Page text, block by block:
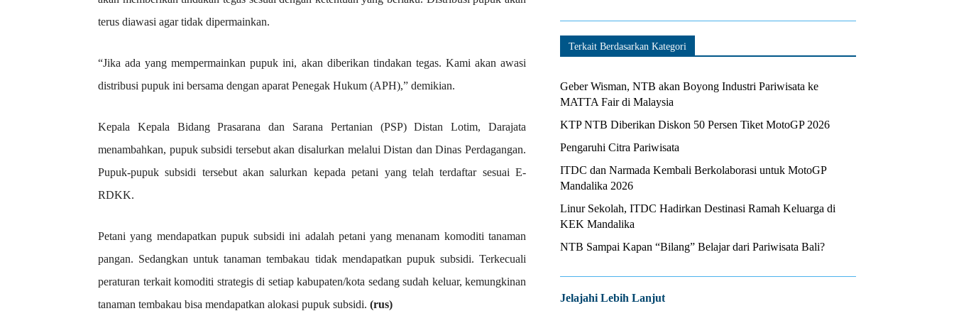
terus diawasi agar tidak dipermainkan.
“Jika ada yang mempermainkan pupuk ini, akan diberikan tindakan tegas. Kami akan awasi
distribusi pupuk ini bersama dengan aparat Penegak Hukum (APH),” demikian.
Kepala Kepala Bidang Prasarana dan Sarana Pertanian (PSP) Distan Lotim, Darajata
menambahkan, pupuk subsidi tersebut akan disalurkan melalui Distan dan Dinas Perdagangan.
Pupuk-pupuk subsidi tersebut akan salurkan kepada petani yang telah terdaftar sesuai E-
RDKK.
Petani yang mendapatkan pupuk subsidi ini adalah petani yang menanam komoditi tanaman
pangan. Sedangkan untuk tanaman tembakau tidak mendapatkan pupuk subsidi. Terkecuali
peraturan terkait komoditi strategis di setiap kabupaten/kota sedang sudah keluar, kemungkinan
tanaman tembakau bisa mendapatkan alokasi pupuk subsidi. (rus)
Terkait Berdasarkan Kategori
Geber Wisman, NTB akan Boyong Industri Pariwisata ke
MATTA Fair di Malaysia
KTP NTB Diberikan Diskon 50 Persen Tiket MotoGP 2026
Pengaruhi Citra Pariwisata
ITDC dan Narmada Kembali Berkolaborasi untuk MotoGP
Mandalika 2026
Linur Sekolah, ITDC Hadirkan Destinasi Ramah Keluarga di
KEK Mandalika
NTB Sampai Kapan “Bilang” Belajar dari Pariwisata Bali?
Jelajahi Lebih Lanjut